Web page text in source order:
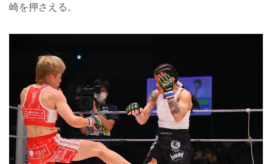
崎を押さえる。